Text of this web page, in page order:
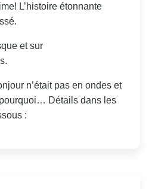
L’histoire étonnante
et sur
n’était pas en ondes et
Détails dans les
: